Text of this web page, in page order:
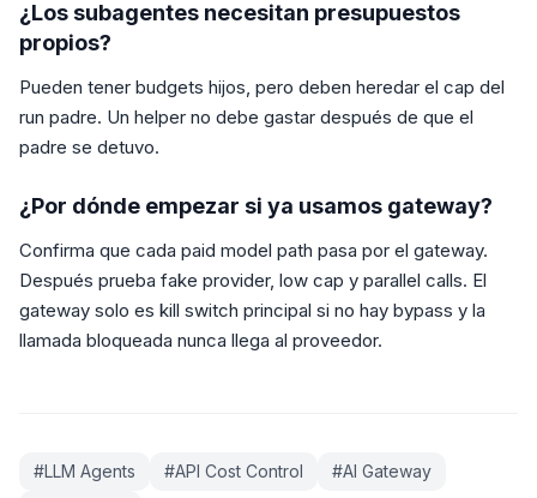
¿Los subagentes necesitan presupuestos
propios?
Pueden tener budgets hijos, pero deben heredar el cap del
run padre. Un helper no debe gastar después de que el
padre se detuvo.
¿Por dónde empezar si ya usamos gateway?
Confirma que cada paid model path pasa por el gateway.
Después prueba fake provider, low cap y parallel calls. El
gateway solo es kill switch principal si no hay bypass y la
llamada bloqueada nunca llega al proveedor.
#LLM Agents #API Cost Control #AI Gateway